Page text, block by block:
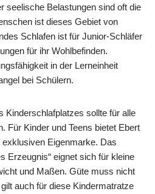
seelische Belastungen sind oft die
ist dieses Gebiet von
Schlafen ist für Junior-Schläfer
für ihr Wohlbefinden.
in der Lerneinheit
bei Schülern.
Kinderschlafplatzes sollte für alle
Für Kinder und Teens bietet Ebert
exklusiven Eigenmarke. Das
Erzeugnis“ eignet sich für kleine
und Maßen. Güte muss nicht
auch für diese Kindermatratze